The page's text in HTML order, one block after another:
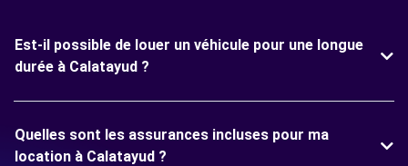
Est-il possible de louer un véhicule pour une longue
durée à Calatayud ?
Quelles sont les assurances incluses pour ma
location à Calatayud ?